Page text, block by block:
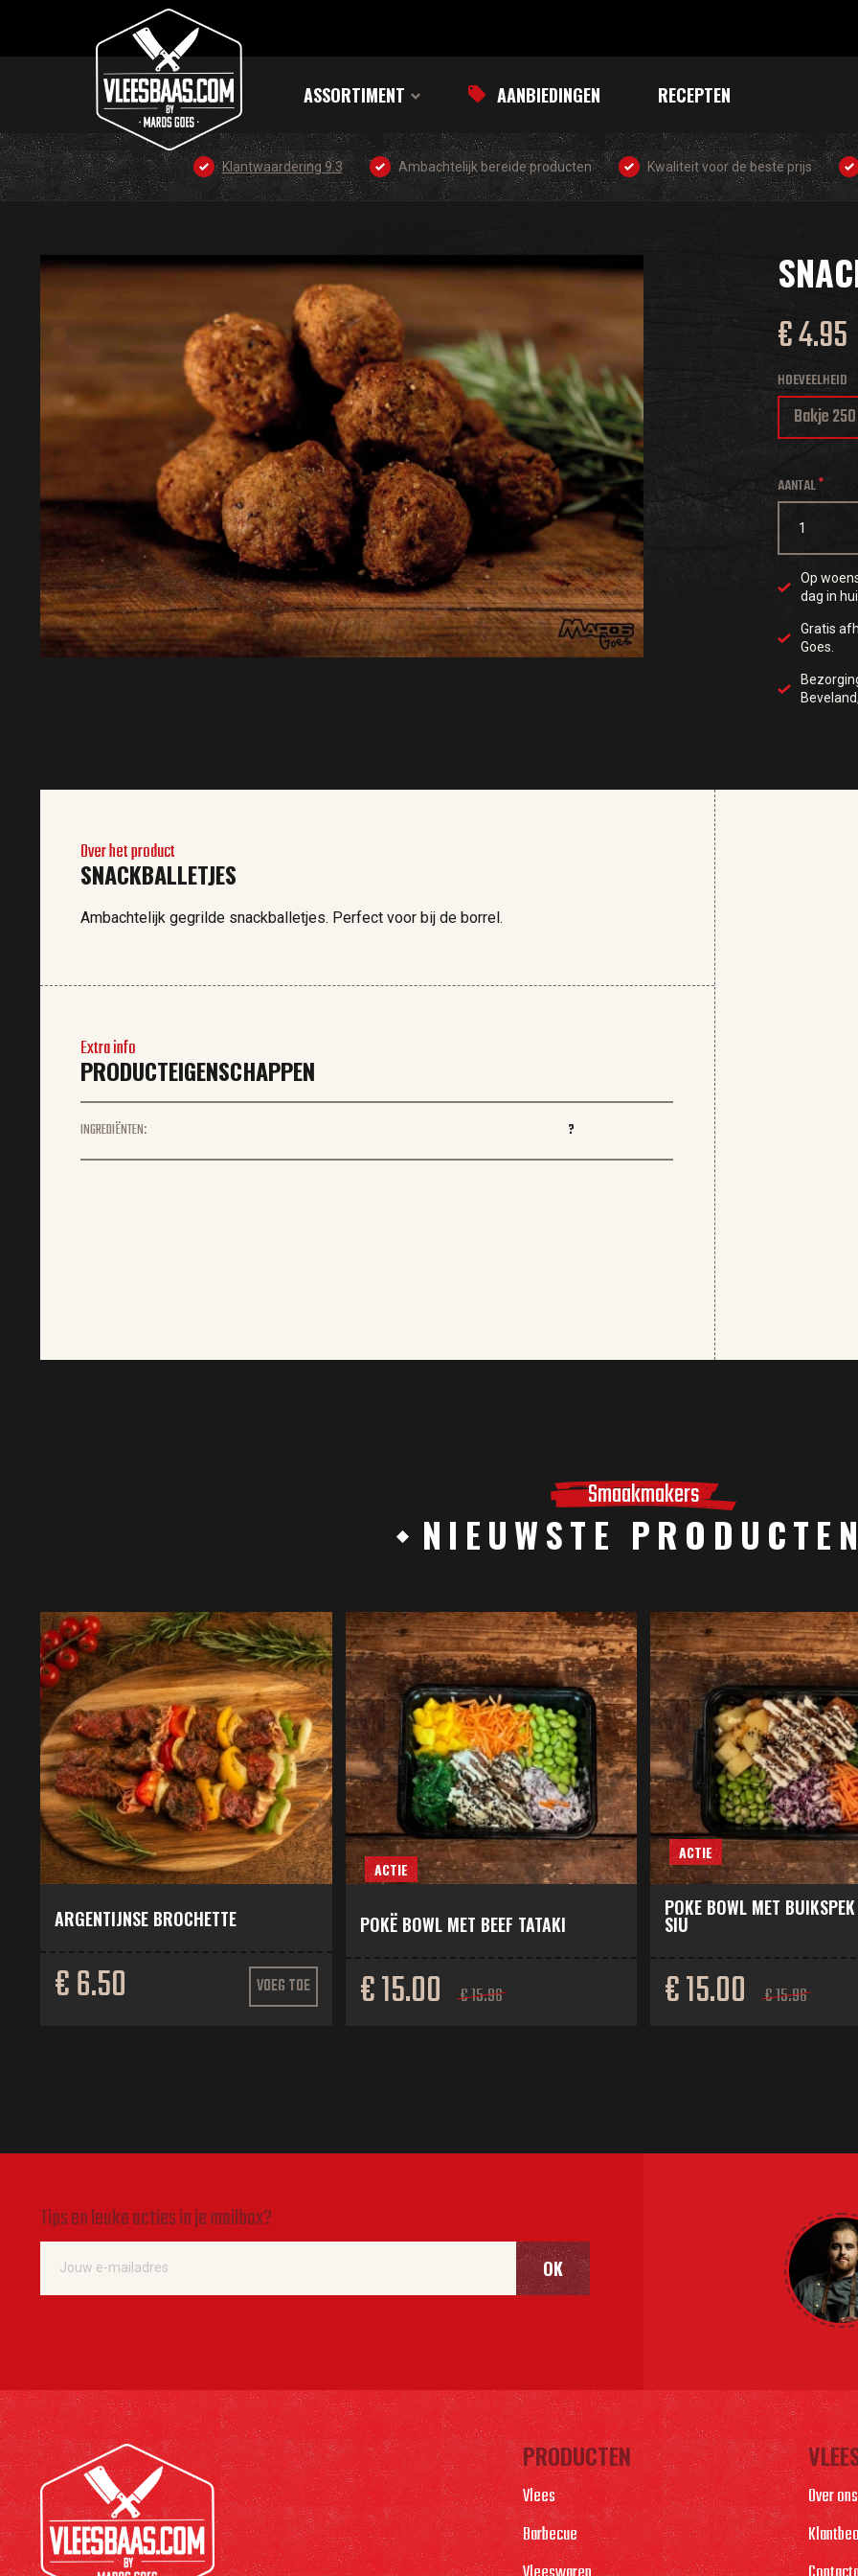
ASSORTIMENT AANBIEDINGEN RECEPTEN
Klantwaardering 9.3 Ambachtelijk bereide producten Kwaliteit voor de beste prijs
€ 4.95
HOEVEELHEID
Bakje
AANTAL
Op
dag in
Gratis
Goes.
Over het product
SNACKBALLETJES
Ambachtelijk gegrilde snackballetjes. Perfect voor bij de borrel.
Extra info
PRODUCTEIGENSCHAPPEN
INGREDIËNTEN: ?
Smaakmakers
NIEUWSTE
ARGENTIJNSE BROCHETTE
€ 6.50 VOEG TOE
ACTIE
POKË BOWL MET BEEF TATAKI
€ 15.00 € 15.96
ACTIE
POKE BOWL MET
SIU
€ 15.00 € 15.96
Tips en leuke acties in je mailbox?
OK
PRODUCTEN
Vlees
Barbecue
Over ons